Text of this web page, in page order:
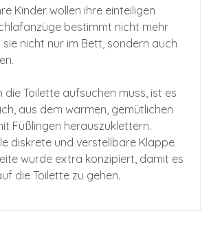
Kinder wollen ihre einteiligen
bestimmt nicht mehr
sie nicht nur im Bett, sondern auch
die Toilette aufsuchen muss, ist es
aus dem warmen, gemütlichen
Füßlingen herauszuklettern.
diskrete und verstellbare Klappe
wurde extra konzipiert, damit es
die Toilette zu gehen.